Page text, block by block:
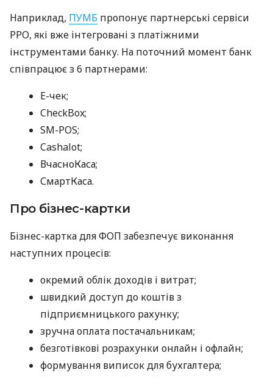
Наприклад, ПУМБ пропонує партнерські сервіси
РРО, які вже інтегровані з платіжними
інструментами банку. На поточний момент банк
співпрацює з 6 партнерами:
E-чек;
CheckBox;
SM-POS;
Cashalot;
ВчасноКаса;
СмартКаса.
Про бізнес-картки
Бізнес-картка для ФОП забезпечує виконання
наступних процесів:
окремий облік доходів і витрат;
швидкий доступ до коштів з
підприємницького рахунку;
зручна оплата постачальникам;
безготівкові розрахунки онлайн і офлайн;
формування виписок для бухгалтера;